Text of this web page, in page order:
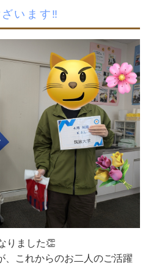
います‼
りました👏
、これからのお二人のご活躍